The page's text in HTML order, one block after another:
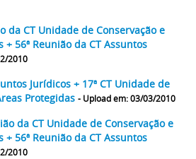
da CT Unidade de Conservação e
56ª Reunião da CT Assuntos
2010
Jurídicos + 17ª CT Unidade de
Protegidas - Upload em: 03/03/2010
da CT Unidade de Conservação e
56ª Reunião da CT Assuntos
2010